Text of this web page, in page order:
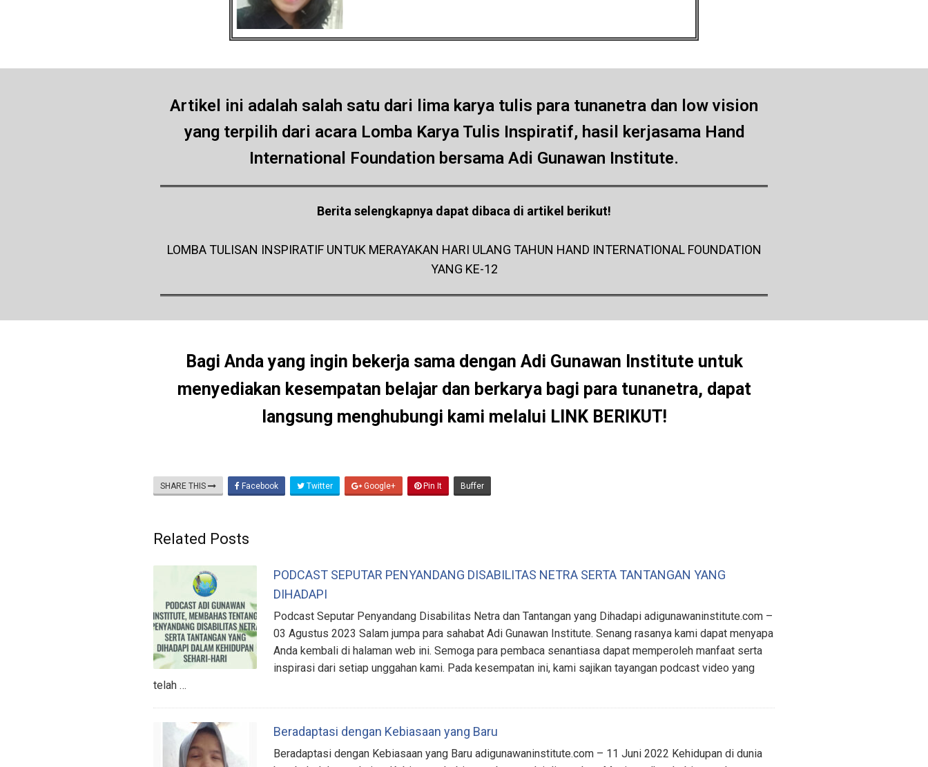
Artikel ini adalah salah satu dari lima karya tulis para tunanetra dan low vision
yang terpilih dari acara Lomba Karya Tulis Inspiratif, hasil kerjasama Hand
International Foundation bersama Adi Gunawan Institute.
Berita selengkapnya dapat dibaca di artikel berikut!
LOMBA TULISAN INSPIRATIF UNTUK MERAYAKAN HARI ULANG TAHUN HAND INTERNATIONAL FOUNDATION
YANG KE-12
Bagi Anda yang ingin bekerja sama dengan Adi Gunawan Institute untuk
menyediakan kesempatan belajar dan berkarya bagi para tunanetra, dapat
langsung menghubungi kami melalui LINK BERIKUT!
SHARE THIS Facebook Twitter Google+ Pin It Buffer
Related Posts
PODCAST SEPUTAR PENYANDANG DISABILITAS NETRA SERTA TANTANGAN YANG
DIHADAPI
Podcast Seputar Penyandang Disabilitas Netra dan Tantangan yang Dihadapi adigunawaninstitute.com –
03 Agustus 2023 Salam jumpa para sahabat Adi Gunawan Institute. Senang rasanya kami dapat menyapa
Anda kembali di halaman web ini. Semoga para pembaca senantiasa dapat memperoleh manfaat serta
inspirasi dari setiap unggahan kami. Pada kesempatan ini, kami sajikan tayangan podcast video yang
telah …
Beradaptasi dengan Kebiasaan yang Baru
Beradaptasi dengan Kebiasaan yang Baru adigunawaninstitute.com – 11 Juni 2022 Kehidupan di dunia